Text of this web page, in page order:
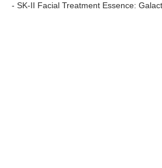
- SK-II Facial Treatment Essence: